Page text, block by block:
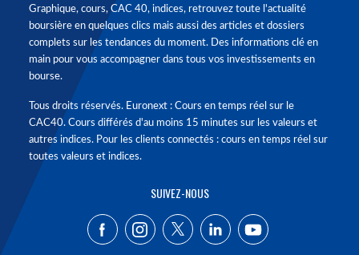
Graphique, cours, CAC 40, indices, retrouvez toute l'actualité
boursière en quelques clics mais aussi des articles et dossiers
complets sur les tendances du moment. Des informations clé en
main pour vous accompagner dans tous vos investissements en
bourse.
Tous droits réservés. Euronext : Cours en temps réel sur le
CAC40. Cours différés d'au moins 15 minutes sur les valeurs et
autres indices. Pour les clients connectés : cours en temps réel sur
toutes valeurs et indices.
SUIVEZ-NOUS